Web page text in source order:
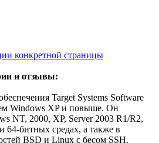
конкретной страницы
и отзывы:
Target Systems Software
Windows XP и повыше. Он
NT, 2000, XP, Server 2003 R1/R2,
64-битных средах, а также в
BSD и Linux с бесом SSH.